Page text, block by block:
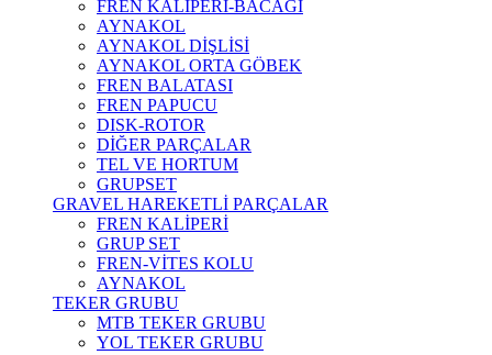
FREN KALİPERİ-BACAĞI
AYNAKOL
AYNAKOL DİŞLİSİ
AYNAKOL ORTA GÖBEK
FREN BALATASI
FREN PAPUCU
DISK-ROTOR
DİĞER PARÇALAR
TEL VE HORTUM
GRUPSET
GRAVEL HAREKETLİ PARÇALAR
FREN KALİPERİ
GRUP SET
FREN-VİTES KOLU
AYNAKOL
TEKER GRUBU
MTB TEKER GRUBU
YOL TEKER GRUBU